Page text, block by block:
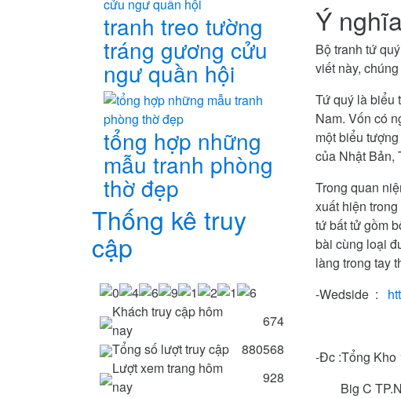
Ý
Bộ tranh tứ
viết này,
Tứ quý là biểu
Nam. Vốn có
một biểu
của Nhật Bản,
Trong quan
xuất hiện
tứ bất tử gồm
bài cùng loại
làng trong tay
-Wedside :
-Đc :Tổng Kho
Big C
tranh treo tường
tráng gương cửu
ngư quần hội
tổng hợp những
mẫu tranh phòng
thờ đẹp
Thống kê truy
cập
Khách truy cập hôm
nay
674
Tổng số lượt truy cập
880568
Lượt xem trang hôm
nay
928